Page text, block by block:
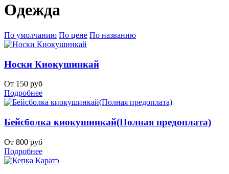
Одежда
По умолчанию По цене По названию
Носки Киокушинкай
От 150 руб
Подробнее
Бейсболка киокушинкай(Полная предоплата)
От 800 руб
Подробнее